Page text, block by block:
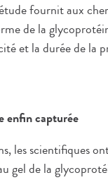
fournit aux
de la
et la durée de la
enfin capturée
les scientifiques
gel de la